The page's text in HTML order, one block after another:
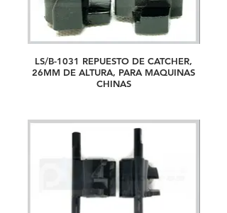
LS/B-1031 REPUESTO DE CATCHER,
26MM DE ALTURA, PARA MAQUINAS
CHINAS